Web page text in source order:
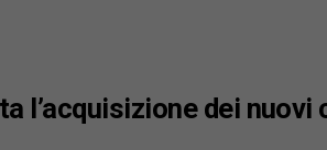
l’acquisizione dei nuovi